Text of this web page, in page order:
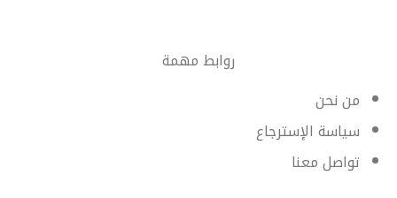
روابط مهمة
من نحن
سياسة الإسترجاع
تواصل معنا